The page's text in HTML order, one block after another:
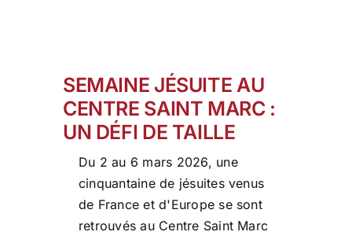
SEMAINE JÉSUITE AU
CENTRE SAINT MARC :
UN DÉFI DE TAILLE
Du 2 au 6 mars 2026, une
cinquantaine de jésuites venus
de France et d'Europe se sont
retrouvés au Centre Saint Marc